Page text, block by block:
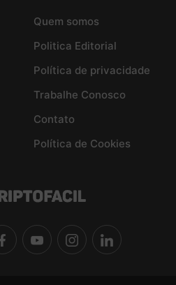
Quem somos
Politica Editorial
Política de privacidade
Trabalhe Conosco
Contato
Política de Cookies